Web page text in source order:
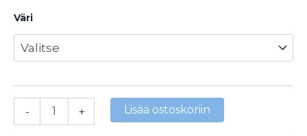
Väri
- + Lisää ostoskoriin